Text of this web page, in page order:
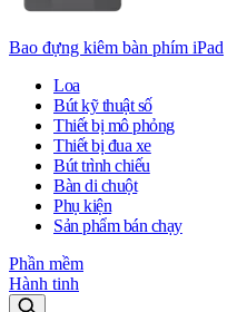
Bao đựng kiêm bàn phím iPad
Loa
Bút kỹ thuật số
Thiết bị mô phỏng
Thiết bị đua xe
Bút trình chiếu
Bàn di chuột
Phụ kiện
Sản phẩm bán chạy
Phần mềm
Hành tinh